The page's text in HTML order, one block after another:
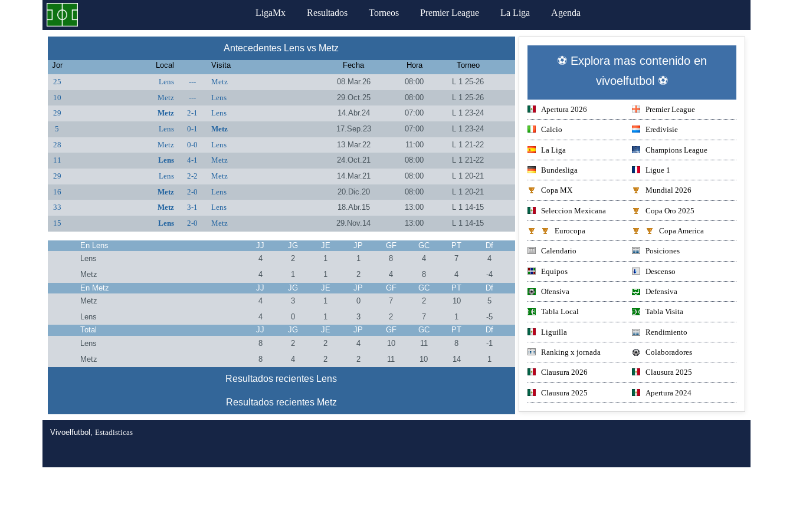
LigaMx Resultados Torneos Premier League La Liga Agenda
Antecedentes Lens vs Metz
Jor Local Visita Fecha Hora
Torneo
25
Lens --- Metz 08.Mar.26 08:00
L 1 25-26
10
Metz --- Lens 29.Oct.25 08:00
L 1 25-26
29
Metz 2-1 Lens 14.Abr.24 07:00
L 1 23-24
5
Lens 0-1 Metz 17.Sep.23 07:00
L 1 23-24
28
Metz 0-0 Lens 13.Mar.22 11:00
L 1 21-22
11
Lens 4-1 Metz 24.Oct.21 08:00
L 1 21-22
29
Lens 2-2 Metz 14.Mar.21 08:00
L 1 20-21
16
Metz 2-0 Lens 20.Dic.20 08:00
L 1 20-21
33
Metz 3-1 Lens 18.Abr.15 13:00
L 1 14-15
15
Lens 2-0 Metz 29.Nov.14 13:00 L 1 14-15
En Lens JJ JG JE JP GF GC PT
Df
Lens
4 2 1 1 8 4 7
4
Metz
4 1 1 2 4 8 4
-4
En Metz
JJ JG JE JP GF GC PT
Df
Metz
4 3 1 0 7 2 10
5
Lens
4 0 1 3 2 7 1
-5
Total
JJ JG JE JP GF GC PT
Df
Lens
8 2 2 4 10 11 8
-1
Metz
8 4 2 2 11 10 14 1
Resultados recientes Lens
Resultados recientes Metz
⚽ Explora mas contenido en
vivoelfutbol ⚽
Apertura 2026 Premier League
Calcio Eredivisie
La Liga Champions League
Bundesliga Ligue 1
Copa MX Mundial 2026
Seleccion Mexicana Copa Oro 2025
Eurocopa Copa America
Calendario Posiciones
Equipos Descenso
Ofensiva Defensiva
Tabla Local Tabla Visita
Liguilla Rendimiento
Ranking x jornada Colaboradores
Clausura 2026 Clausura 2025
Clausura 2025 Apertura 2024
Vivoelfutbol,Estadisticas